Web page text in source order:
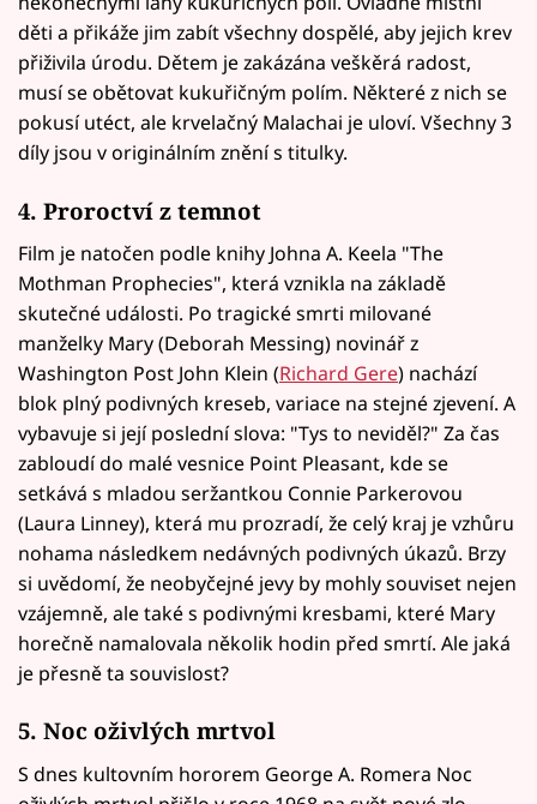
děti a přikáže jim zabít všechny dospělé, aby jejich krev
přiživila úrodu. Dětem je zakázána veškěrá radost,
musí se obětovat kukuřičným polím. Některé z nich se
pokusí utéct, ale krvelačný Malachai je uloví. Všechny 3
díly jsou v originálním znění s titulky.
4. Proroctví z temnot
Film je natočen podle knihy Johna A. Keela "The
Mothman Prophecies", která vznikla na základě
skutečné události. Po tragické smrti milované
manželky Mary (Deborah Messing) novinář z
Washington Post John Klein (Richard Gere) nachází
blok plný podivných kreseb, variace na stejné zjevení. A
vybavuje si její poslední slova: "Tys to neviděl?" Za čas
zabloudí do malé vesnice Point Pleasant, kde se
setkává s mladou seržantkou Connie Parkerovou
(Laura Linney), která mu prozradí, že celý kraj je vzhůru
nohama následkem nedávných podivných úkazů. Brzy
si uvědomí, že neobyčejné jevy by mohly souviset nejen
vzájemně, ale také s podivnými kresbami, které Mary
horečně namalovala několik hodin před smrtí. Ale jaká
je přesně ta souvislost?
5. Noc oživlých mrtvol
S dnes kultovním hororem George A. Romera Noc